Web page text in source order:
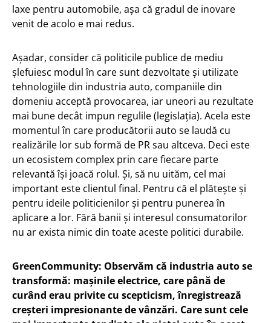
laxe pentru automobile, așa că gradul de inovare
venit de acolo e mai redus.
Așadar, consider că politicile publice de mediu
șlefuiesc modul în care sunt dezvoltate și utilizate
tehnologiile din industria auto, companiile din
domeniu acceptă provocarea, iar uneori au rezultate
mai bune decât impun regulile (legislația). Acela este
momentul în care producătorii auto se laudă cu
realizările lor sub formă de PR sau altceva. Deci este
un ecosistem complex prin care fiecare parte
relevantă își joacă rolul. Și, să nu uităm, cel mai
important este clientul final. Pentru că el plătește și
pentru ideile politicienilor și pentru punerea în
aplicare a lor. Fără banii și interesul consumatorilor
nu ar exista nimic din toate aceste politici durabile.
GreenCommunity: Observăm că industria auto se
transformă: mașinile electrice, care până de
curând erau privite cu scepticism, înregistrează
creșteri impresionante de vânzări. Care sunt cele